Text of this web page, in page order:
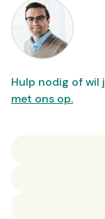
Hulp nodig of wil
met ons op.